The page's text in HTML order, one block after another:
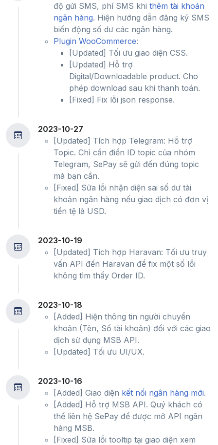
độ gửi SMS, phí SMS khi thêm tài khoản
ngân hàng. Hiện hướng dẫn đăng ký SMS
biến động số dư các ngân hàng.
Plugin WooCommerce:
[Updated] Tối ưu giao diện CSS.
[Updated] Hỗ trợ
Digital/Downloadable product. Cho
phép download sau khi thanh toán.
[Fixed] Fix lỗi json response.
2023-10-27
[Updated] Tích hợp Telegram: Hỗ trợ
Topic. Chỉ cần điền ID topic của nhóm
Telegram, SePay sẽ gửi đến đúng topic
mà bạn cần.
[Fixed] Sửa lỗi nhận diện sai số dư tài
khoản ngân hàng nếu giao dịch có đơn vị
tiền tệ là USD.
2023-10-19
[Updated] Tích hợp Haravan: Tối ưu truy
vấn API đến Haravan để fix một số lỗi
không tìm thấy Order ID.
2023-10-18
[Added] Hiện thông tin người chuyển
khoản (Tên, Số tài khoản) đối với các giao
dịch sử dụng MSB API.
[Updated] Tối ưu UI/UX.
2023-10-16
[Added] Giao diện kết nối ngân hàng mới.
[Added] Hỗ trợ MSB API. Quý khách có
thể liên hệ SePay để được mở API ngân
hàng MSB.
[Fixed] Sửa lỗi tooltip tại giao diện xem